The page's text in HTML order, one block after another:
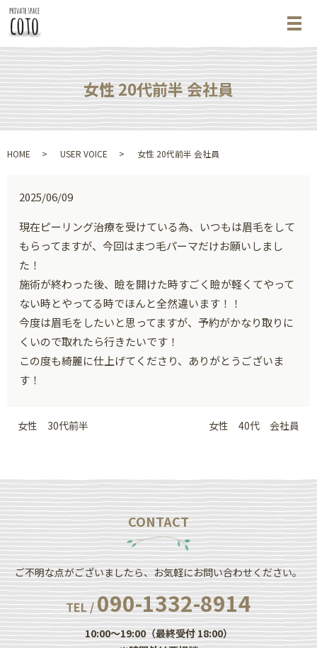
メ
女性 20代前半 会社員
HOME USER VOICE 女性 20代前半 会社員
2025/06/09
現在ピーリング治療を受けている為、いつもは眉毛をして
もらってますが、今回はまつ毛パーマだけお願いしまし
た！
施術が終わった後、瞼を開けた時すごく瞼が軽くてやって
ない時とやってる時でほんと全然違います！！
今度は眉毛をしたいと思ってますが、予約がかなり取りに
くいので取れたら行きたいです！
この度も綺麗に仕上げてくださり、ありがとうございま
す！
女性 30代前半 女性 40代 会社員
CONTACT
ご不明な点がございましたら、お気軽にお問い合わせください。
TEL /090-1332-8914
10:00～19:00（最終受付 18:00）